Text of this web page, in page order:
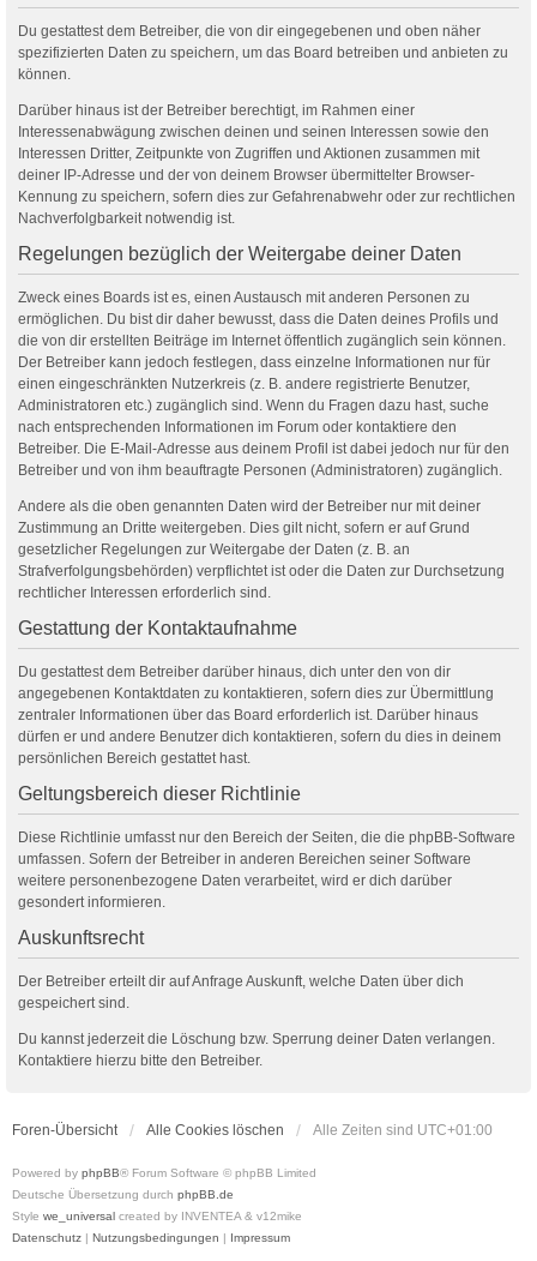
Du gestattest dem Betreiber, die von dir eingegebenen und oben näher
spezifizierten Daten zu speichern, um das Board betreiben und anbieten zu
können.
Darüber hinaus ist der Betreiber berechtigt, im Rahmen einer
Interessenabwägung zwischen deinen und seinen Interessen sowie den
Interessen Dritter, Zeitpunkte von Zugriffen und Aktionen zusammen mit
deiner IP-Adresse und der von deinem Browser übermittelter Browser-
Kennung zu speichern, sofern dies zur Gefahrenabwehr oder zur rechtlichen
Nachverfolgbarkeit notwendig ist.
Regelungen bezüglich der Weitergabe deiner Daten
Zweck eines Boards ist es, einen Austausch mit anderen Personen zu
ermöglichen. Du bist dir daher bewusst, dass die Daten deines Profils und
die von dir erstellten Beiträge im Internet öffentlich zugänglich sein können.
Der Betreiber kann jedoch festlegen, dass einzelne Informationen nur für
einen eingeschränkten Nutzerkreis (z. B. andere registrierte Benutzer,
Administratoren etc.) zugänglich sind. Wenn du Fragen dazu hast, suche
nach entsprechenden Informationen im Forum oder kontaktiere den
Betreiber. Die E-Mail-Adresse aus deinem Profil ist dabei jedoch nur für den
Betreiber und von ihm beauftragte Personen (Administratoren) zugänglich.
Andere als die oben genannten Daten wird der Betreiber nur mit deiner
Zustimmung an Dritte weitergeben. Dies gilt nicht, sofern er auf Grund
gesetzlicher Regelungen zur Weitergabe der Daten (z. B. an
Strafverfolgungsbehörden) verpflichtet ist oder die Daten zur Durchsetzung
rechtlicher Interessen erforderlich sind.
Gestattung der Kontaktaufnahme
Du gestattest dem Betreiber darüber hinaus, dich unter den von dir
angegebenen Kontaktdaten zu kontaktieren, sofern dies zur Übermittlung
zentraler Informationen über das Board erforderlich ist. Darüber hinaus
dürfen er und andere Benutzer dich kontaktieren, sofern du dies in deinem
persönlichen Bereich gestattet hast.
Geltungsbereich dieser Richtlinie
Diese Richtlinie umfasst nur den Bereich der Seiten, die die phpBB-Software
umfassen. Sofern der Betreiber in anderen Bereichen seiner Software
weitere personenbezogene Daten verarbeitet, wird er dich darüber
gesondert informieren.
Auskunftsrecht
Der Betreiber erteilt dir auf Anfrage Auskunft, welche Daten über dich
gespeichert sind.
Du kannst jederzeit die Löschung bzw. Sperrung deiner Daten verlangen.
Kontaktiere hierzu bitte den Betreiber.
Foren-Übersicht Alle Cookies löschen Alle Zeiten sind UTC+01:00
Powered by phpBB® Forum Software © phpBB Limited
Deutsche Übersetzung durch phpBB.de
Style we_universal created by INVENTEA & v12mike
Datenschutz | Nutzungsbedingungen | Impressum